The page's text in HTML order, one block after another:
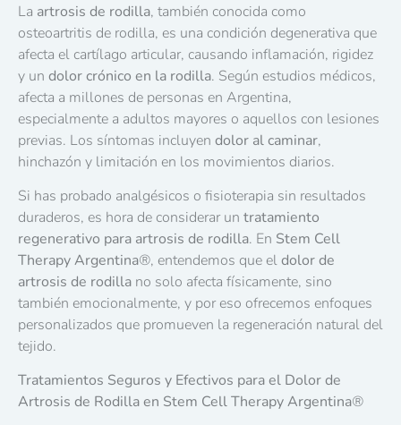
La artrosis de rodilla, también conocida como
osteoartritis de rodilla, es una condición degenerativa que
afecta el cartílago articular, causando inflamación, rigidez
y un dolor crónico en la rodilla. Según estudios médicos,
afecta a millones de personas en Argentina,
especialmente a adultos mayores o aquellos con lesiones
previas. Los síntomas incluyen dolor al caminar,
hinchazón y limitación en los movimientos diarios.
Si has probado analgésicos o fisioterapia sin resultados
duraderos, es hora de considerar un tratamiento
regenerativo para artrosis de rodilla. En Stem Cell
Therapy Argentina®, entendemos que eldolor de
artrosis de rodilla no solo afecta físicamente, sino
también emocionalmente, y por eso ofrecemos enfoques
personalizados que promueven la regeneración natural del
tejido.
Tratamientos Seguros y Efectivos para el Dolor de
Artrosis de Rodilla en Stem Cell Therapy Argentina®